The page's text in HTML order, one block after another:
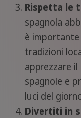
Rispetta le
spagnola
è
tradizioni
apprezzare
spagnole e
luci del
Divertiti in